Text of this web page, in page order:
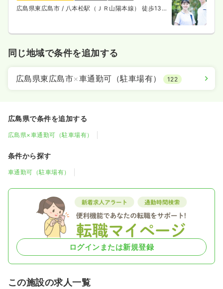
広島県東広島市 / 八本松駅（ＪＲ山陽本線） 徒歩13
同じ地域で条件を追加する
広島県東広島市×車通勤可（駐車場有） 122
広島県で条件を追加する
広島県×車通勤可（駐車場有）
条件から探す
車通勤可（駐車場有）
ログインまたは新規登録
この施設の求人一覧